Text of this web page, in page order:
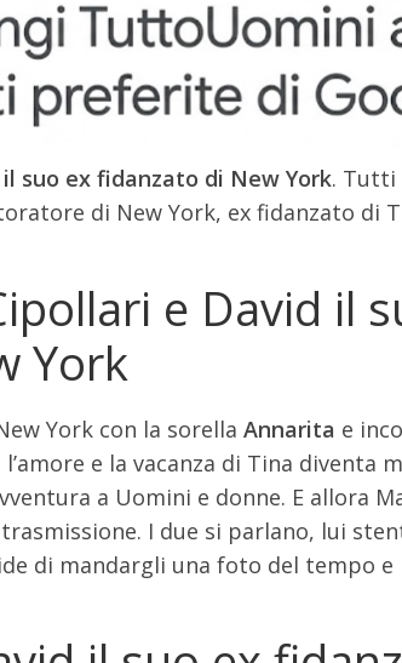
suo ex fidanzato di New York. Tutti
di New York, ex fidanzato di
e David il
York
York con la sorella Annarita e
e la vacanza di Tina diventa
a Uomini e donne. E allora
I due si parlano, lui
di mandargli una foto del tempo e